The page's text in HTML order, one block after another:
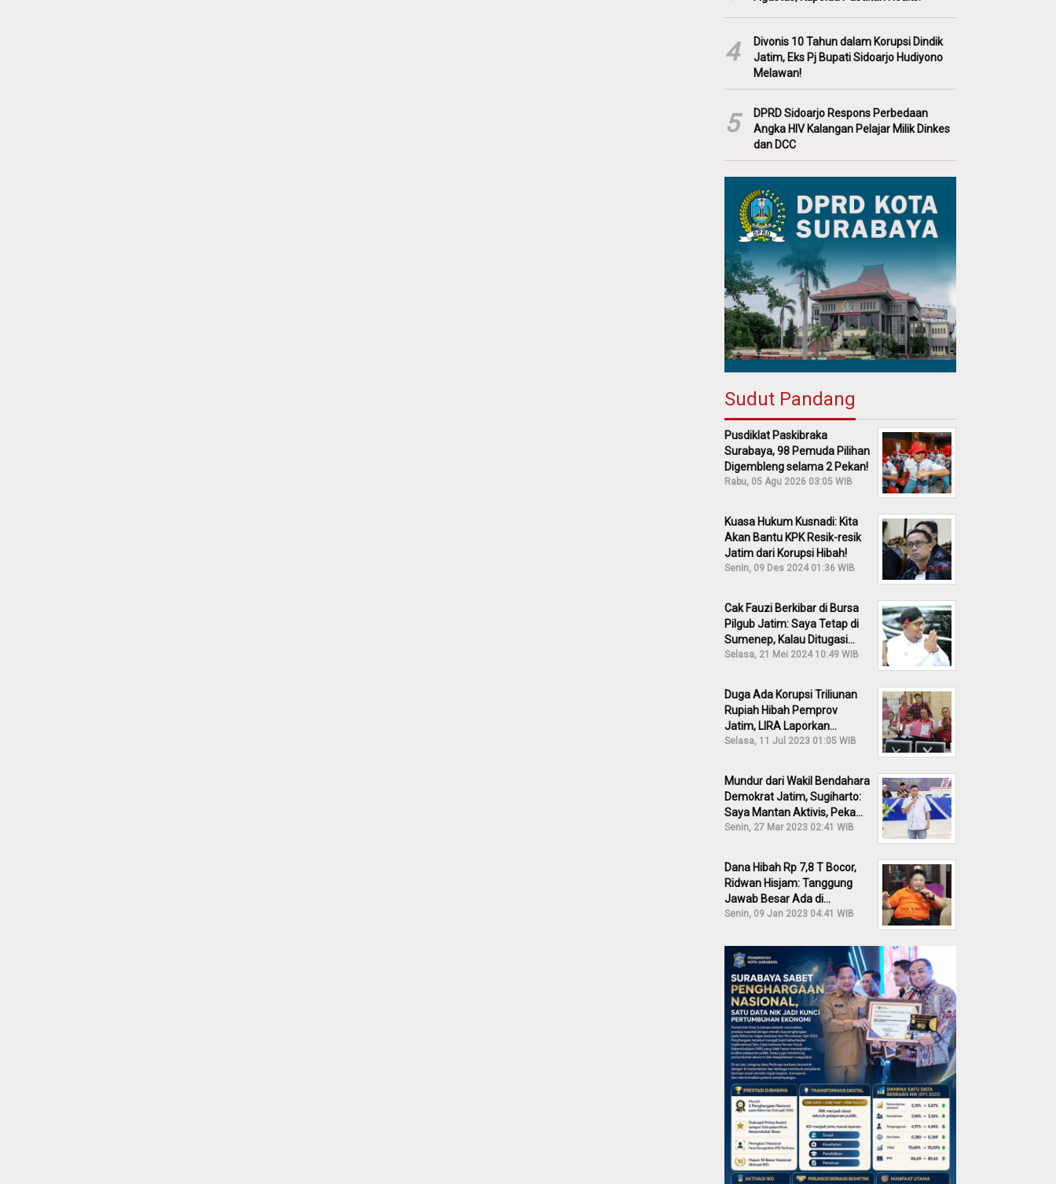
4
Divonis 10 Tahun dalam Korupsi Dindik
Jatim, Eks Pj Bupati Sidoarjo Hudiyono
Melawan!
5
DPRD Sidoarjo Respons Perbedaan
Angka HIV Kalangan Pelajar Milik Dinkes
dan DCC
Sudut Pandang
Pusdiklat Paskibraka
Surabaya, 98 Pemuda Pilihan
Digembleng selama 2 Pekan!
Rabu, 05 Agu 2026 03:05 WIB
Kuasa Hukum Kusnadi: Kita
Akan Bantu KPK Resik-resik
Jatim dari Korupsi Hibah!
Senin, 09 Des 2024 01:36 WIB
Cak Fauzi Berkibar di Bursa
Pilgub Jatim: Saya Tetap di
Sumenep, Kalau Ditugasi
Partai Lain Cerita!
Selasa, 21 Mei 2024 10:49 WIB
Duga Ada Korupsi Triliunan
Rupiah Hibah Pemprov
Jatim, LIRA Laporkan
Khofifah ke KPK: Dia Harus
Selasa, 11 Jul 2023 01:05 WIB
Mundur dari Wakil Bendahara
Demokrat Jatim, Sugiharto:
Saya Mantan Aktivis, Peka
Sekali Kalau Ada yang
Senin, 27 Mar 2023 02:41 WIB
Dana Hibah Rp 7,8 T Bocor,
Ridwan Hisjam: Tanggung
Jawab Besar Ada di
Pemprov, Bukan DPRD Jatim!
Senin, 09 Jan 2023 04:41 WIB